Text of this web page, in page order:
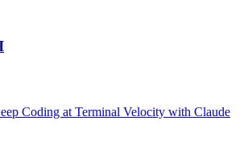
Coding at Terminal Velocity with Claude